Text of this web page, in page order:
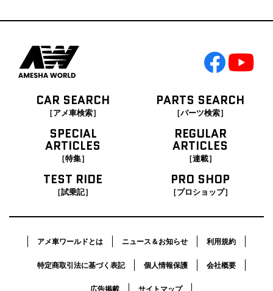
CAR SEARCH
［アメ車検索］
PARTS SEARCH
［パーツ検索］
SPECIAL
ARTICLES
［特集］
REGULAR
ARTICLES
［連載］
TEST RIDE
［試乗記］
PRO SHOP
［プロショップ］
アメ車ワールドとは ニュース＆お知らせ 利用規約
特定商取引法に基づく表記 個人情報保護 会社概要
広告掲載 サイトマップ